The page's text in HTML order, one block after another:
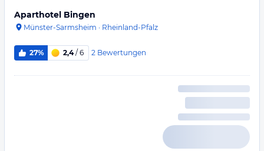
Aparthotel Bingen
Münster-Sarmsheim · Rheinland-Pfalz
27% 2,4/ 6 2 Bewertungen